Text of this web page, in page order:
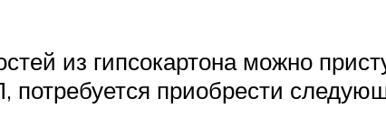
из гипсокартона можно
потребуется приобрести